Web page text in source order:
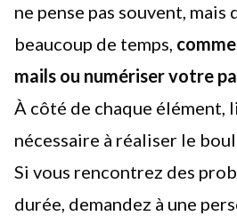
ne pense pas souvent, mais
beaucoup de temps,
mails ou numériser votre
À côté de chaque élément,
nécessaire à réaliser le
Si vous rencontrez des
durée, demandez à une